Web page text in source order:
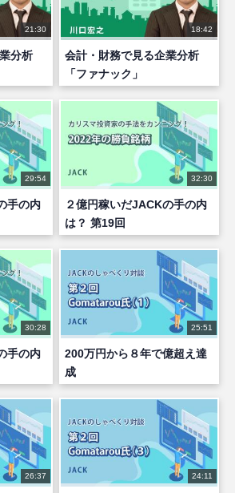
21:30
分析
18:42
会計・財務で見る企業分析
「ファナック」
29:54
手の内
32:30
２億円稼いだJACKの手の内
は？ 第19回
30:28
手の内
25:51
200万円から８年で億超え達
成
26:37 24:11